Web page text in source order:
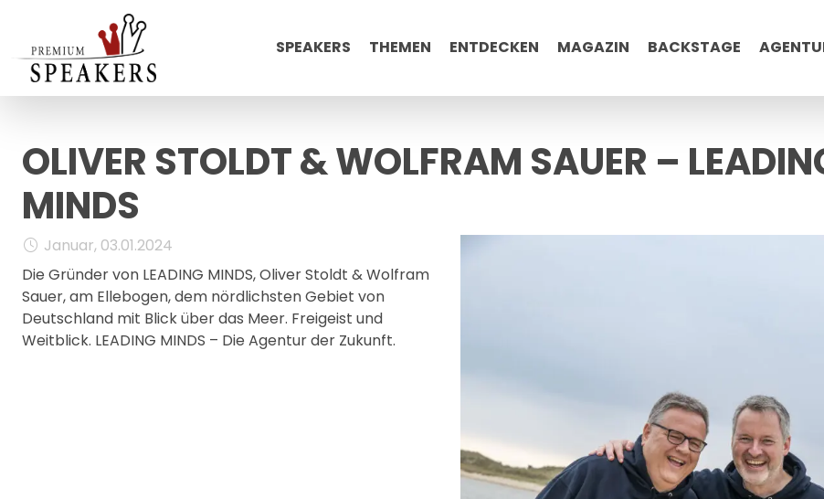
SPEAKERS THEMEN ENTDECKEN MAGAZIN BACKSTAGE
OLIVER STOLDT & WOLFRAM SAUER –
MINDS
Januar, 03.01.2024
Die Gründer von LEADING MINDS, Oliver Stoldt & Wolfram
Sauer, am Ellebogen, dem nördlichsten Gebiet von
Deutschland mit Blick über das Meer. Freigeist und
Weitblick. LEADING MINDS – Die Agentur der Zukunft.